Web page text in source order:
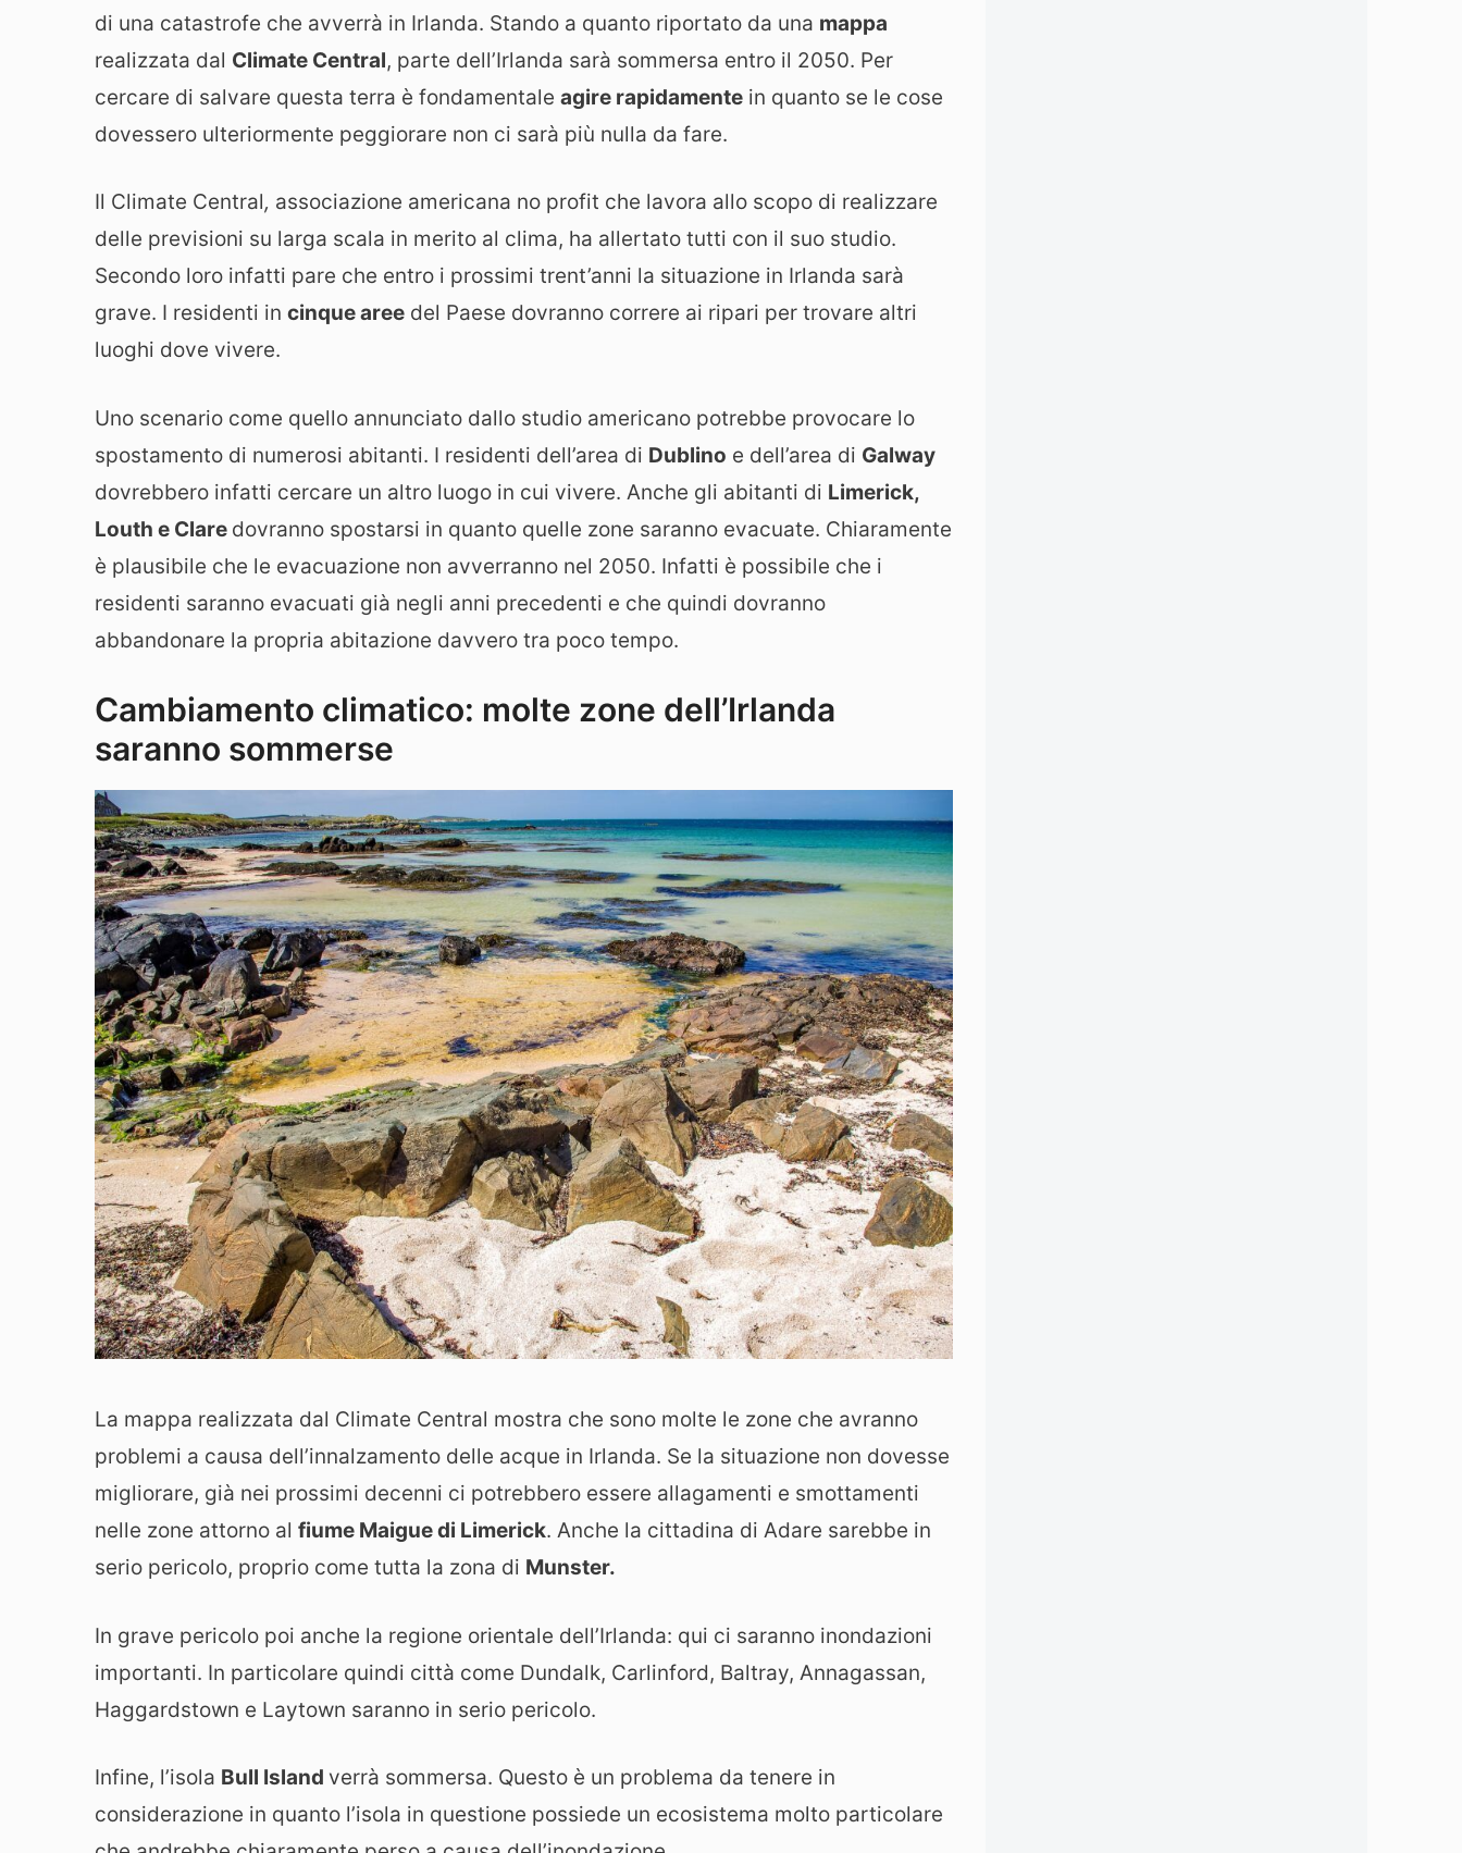
di una catastrofe che avverrà in Irlanda. Stando a quanto riportato da una mappa
realizzata dal Climate Central, parte dell’Irlanda sarà sommersa entro il 2050. Per
cercare di salvare questa terra è fondamentale agire rapidamente in quanto se le cose
dovessero ulteriormente peggiorare non ci sarà più nulla da fare.
Il Climate Central, associazione americana no profit che lavora allo scopo di realizzare
delle previsioni su larga scala in merito al clima, ha allertato tutti con il suo studio.
Secondo loro infatti pare che entro i prossimi trent’anni la situazione in Irlanda sarà
grave. I residenti in cinque aree del Paese dovranno correre ai ripari per trovare altri
luoghi dove vivere.
Uno scenario come quello annunciato dallo studio americano potrebbe provocare lo
spostamento di numerosi abitanti. I residenti dell’area di Dublino e dell’area di Galway
dovrebbero infatti cercare un altro luogo in cui vivere. Anche gli abitanti di Limerick,
Louth e Clare dovranno spostarsi in quanto quelle zone saranno evacuate. Chiaramente
è plausibile che le evacuazione non avverranno nel 2050. Infatti è possibile che i
residenti saranno evacuati già negli anni precedenti e che quindi dovranno
abbandonare la propria abitazione davvero tra poco tempo.
Cambiamento climatico: molte zone dell’Irlanda
saranno sommerse
La mappa realizzata dal Climate Central mostra che sono molte le zone che avranno
problemi a causa dell’innalzamento delle acque in Irlanda. Se la situazione non dovesse
migliorare, già nei prossimi decenni ci potrebbero essere allagamenti e smottamenti
nelle zone attorno al fiume Maigue di Limerick. Anche la cittadina di Adare sarebbe in
serio pericolo, proprio come tutta la zona di Munster.
In grave pericolo poi anche la regione orientale dell’Irlanda: qui ci saranno inondazioni
importanti. In particolare quindi città come Dundalk, Carlinford, Baltray, Annagassan,
Haggardstown e Laytown saranno in serio pericolo.
Infine, l’isola Bull Island verrà sommersa. Questo è un problema da tenere in
considerazione in quanto l’isola in questione possiede un ecosistema molto particolare